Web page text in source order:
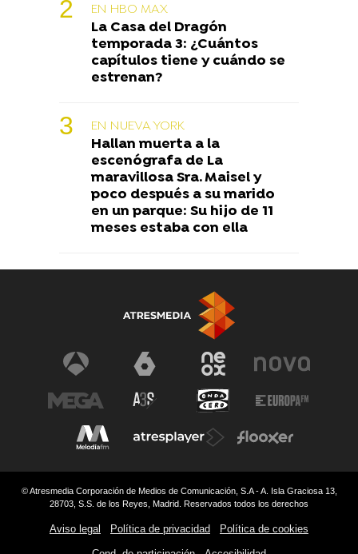
EN HBO MAX
La Casa del Dragón
temporada 3: ¿Cuántos
capítulos tiene y cuándo se
estrenan?
EN NUEVA YORK
Hallan muerta a la
escenógrafa de La
maravillosa Sra. Maisel y
poco después a su marido
en un parque: Su hijo de 11
meses estaba con ella
© Atresmedia Corporación de Medios de Comunicación, S.A - A. Isla Graciosa 13,
28703, S.S. de los Reyes, Madrid. Reservados todos los derechos
Aviso legal Política de privacidad Política de cookies